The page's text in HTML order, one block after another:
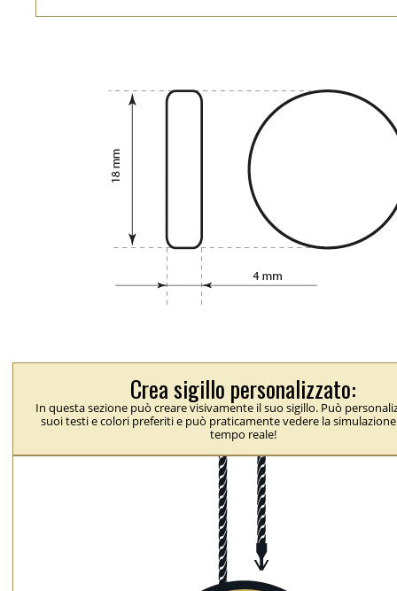
Crea sigillo personalizzato:
In questa sezione può creare visivamente il suo sigillo. Può
suoi testi e colori preferiti e può praticamente vedere la
tempo reale!